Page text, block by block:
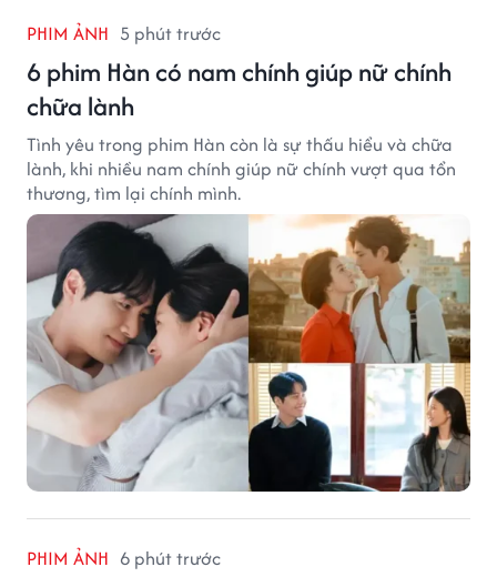
PHIM ẢNH 5 phút trước
6 phim Hàn có nam chính giúp nữ chính
chữa lành
Tình yêu trong phim Hàn còn là sự thấu hiểu và chữa
lành, khi nhiều nam chính giúp nữ chính vượt qua tổn
thương, tìm lại chính mình.
PHIM ẢNH 6 phút trước